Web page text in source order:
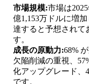
市場規模:市場は
億1,153万ドルに増
達すると予想されて
す。
成長の原動力:68%
欠陥削減の重視、
化アップグレード、
です。